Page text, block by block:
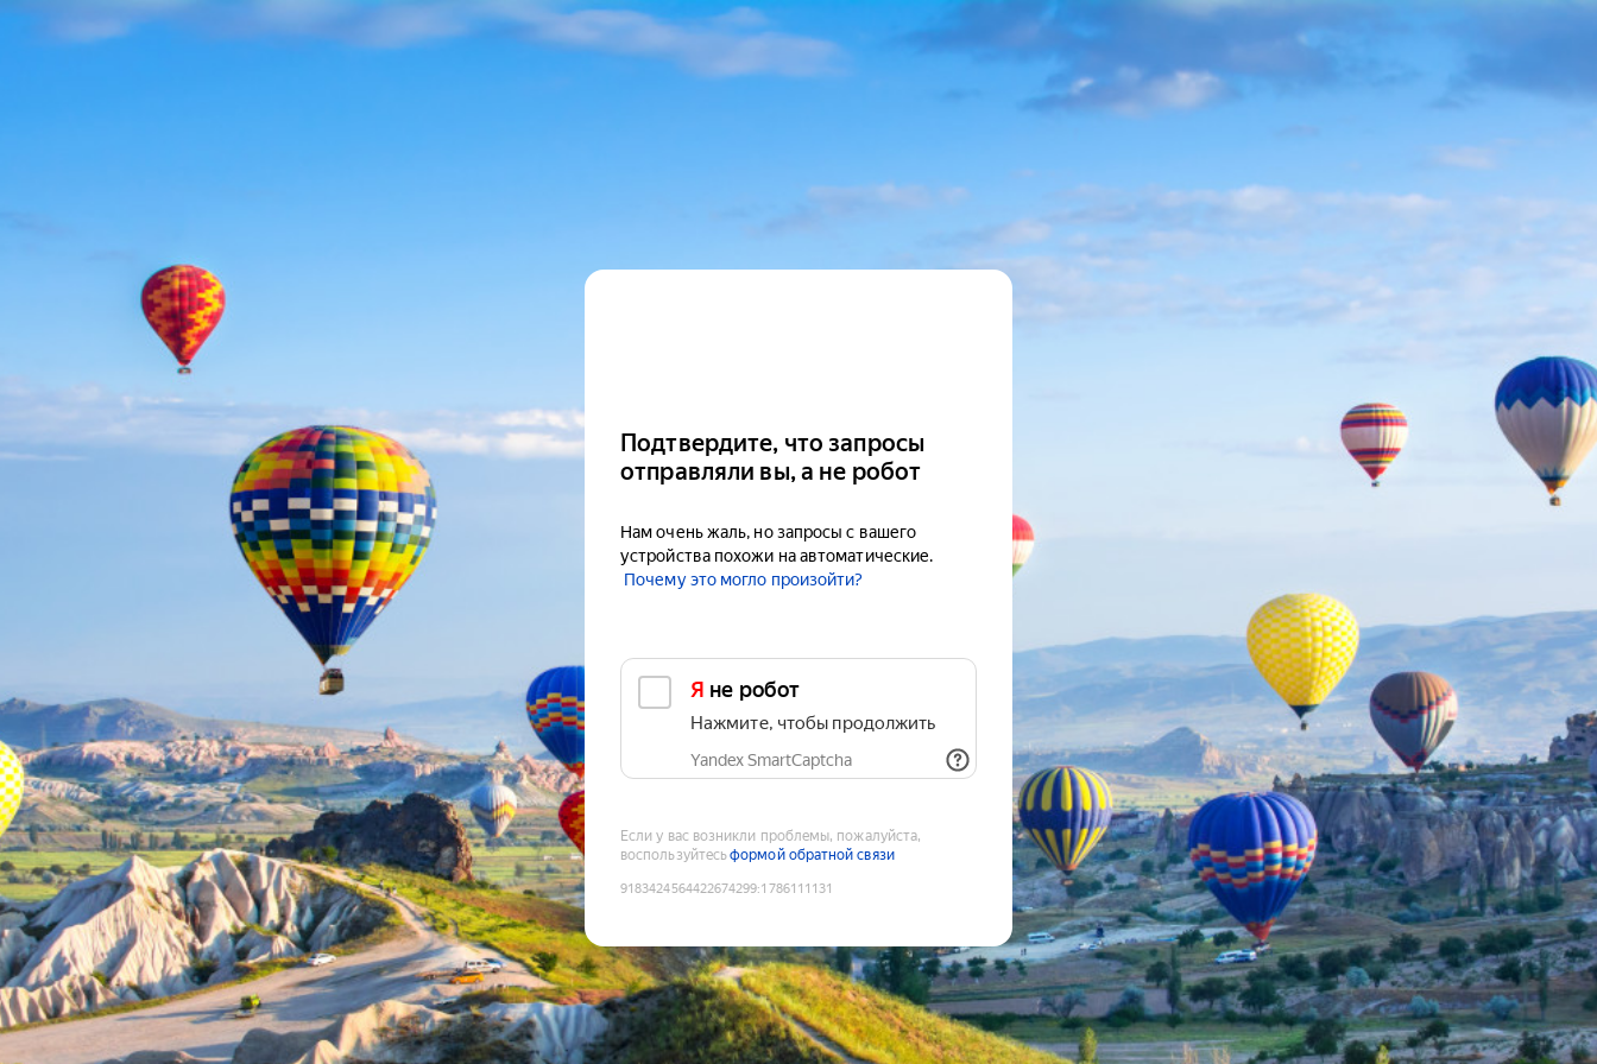
Подтвердите, что запросы
отправляли вы, а не робот
Нам очень жаль, но запросы с вашего
устройства похожи на автоматические.
Почему это могло произойти?
Я не робот
Нажмите, чтобы продолжить
Yandex SmartCaptcha
Если у вас возникли проблемы, пожалуйста,
воспользуйтесьформой обратной связи
9183424564422674299:1786111131